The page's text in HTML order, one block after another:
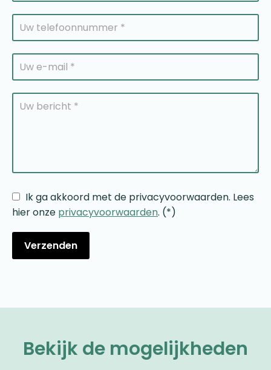
Ik ga akkoord met de privacyvoorwaarden. Lees
hier onze privacyvoorwaarden. (*)
Bekijk de mogelijkheden